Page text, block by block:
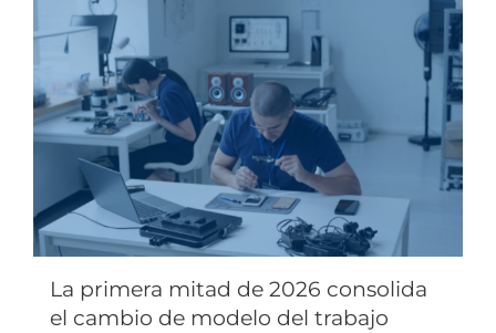
La primera mitad de 2026 consolida
el cambio de modelo del trabajo